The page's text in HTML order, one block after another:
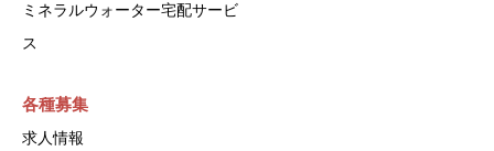
ミネラルウォーター宅配サービ
ス
各種募集
求人情報